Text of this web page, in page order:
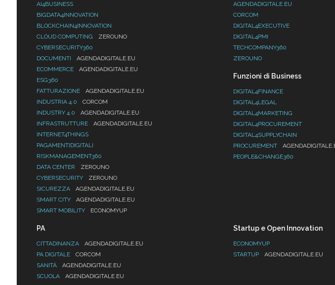
AI4BUSINESS
BIGDATA4INNOVATION
BLOCKCHAIN4INNOVATION
CLOUD COMPUTING
ZEROUNO
CYBERSECURITY360
DOCUMENTI
AGENDADIGITALE.EU
ECOMMERCE
AGENDADIGITALE.EU
ESG360
FATTURAZIONE
AGENDADIGITALE.EU
INDUSTRIA 4.0
CORCOM
INDUSTRY 4.0
AGENDADIGITALE.EU
INFRASTRUTTURE
AGENDADIGITALE.EU
INTERNET4THINGS
PAGAMENTIDIGITALI
RISKMANAGEMENT360
DATA CENTER
ZEROUNO
CYBERSECURITY
ZEROUNO
SICUREZZA
AGENDADIGITALE.EU
SMART CITY
AGENDADIGITALE.EU
SMART MOBILITY
ECONOMYUP
AGENDADIGITALE.EU
CORCOM
DIGITAL4EXECUTIVE
DIGITAL4PMI
TECHCOMPANY360
ZEROUNO
Funzioni di Business
DIGITAL4FINANCE
DIGITAL4LEGAL
DIGITAL4MARKETING
DIGITAL4PROCUREMENT
DIGITAL4SUPPLYCHAIN
PROCUREMENT
PEOPLE&CHANGE360
PA
CITTADINANZA
AGENDADIGITALE.EU
PA DIGITALE
CORCOM
SANITÀ
AGENDADIGITALE.EU
SCUOLA
AGENDADIGITALE.EU
Startup e Open Innovation
ECONOMYUP
STARTUP
AGENDADIGITALE.EU